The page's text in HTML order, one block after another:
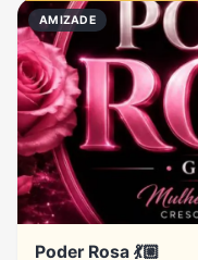
AMIZADE
Poder Rosa 💃🏼